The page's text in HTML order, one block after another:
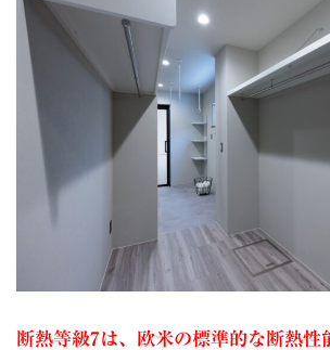
断熱等級7は、欧米の標準的な断熱性